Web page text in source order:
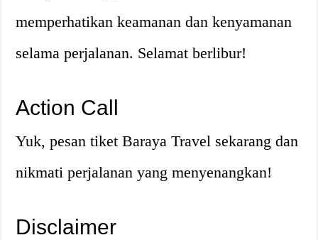
memperhatikan keamanan dan kenyamanan
selama perjalanan. Selamat berlibur!
Action Call
Yuk, pesan tiket Baraya Travel sekarang dan
nikmati perjalanan yang menyenangkan!
Disclaimer